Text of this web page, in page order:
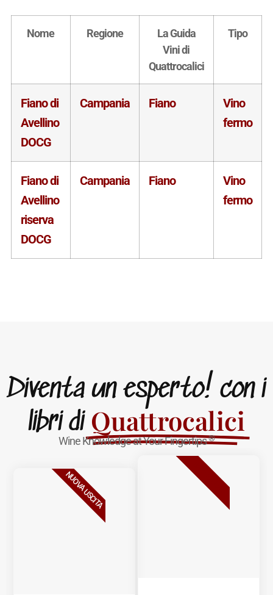
Nome Regione
La Guida
Vini di
Quattrocalici
Tipo
Fiano di
Avellino
DOCG
Campania Fiano
Vino
fermo
Fiano di
Avellino
riserva
DOCG
Campania Fiano
Vino
fermo
Diventa un esperto! con i
libri di Quattrocalici
Wine Knowledge at Your Fingertips®
NUOVA USCITA BESTSELLER